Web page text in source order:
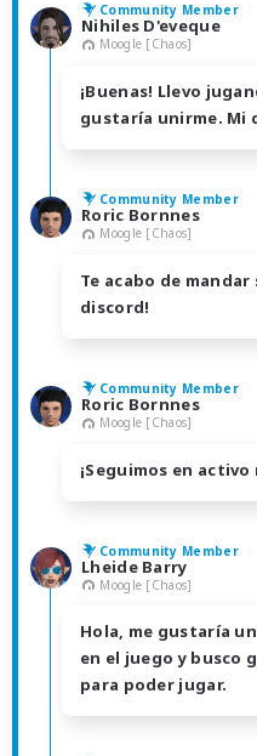
Community Member
Nihiles D'eveque
Moogle [Chaos]
¡Buenas! Llevo
gustaría unirme. Mi
Community Member
Roric Bornnes
Moogle [Chaos]
Te acabo de
discord!
Community Member
Roric Bornnes
Moogle [Chaos]
¡Seguimos en
Community Member
Lheide Barry
Moogle [Chaos]
Hola, me gustaría
en el juego y busco
para poder jugar.